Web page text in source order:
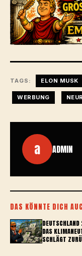
TAGS: ELON MUSK
WERBUNG
a ADMIN
DAS KÖNNTE DICH
DAS
SCHLÄGT